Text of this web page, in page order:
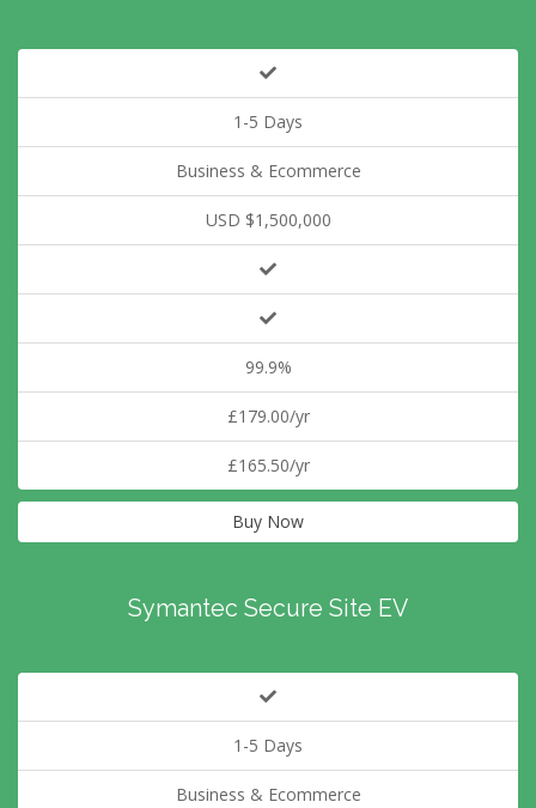
1-5 Days
Business & Ecommerce
USD $1,500,000
99.9%
£179.00/yr
£165.50/yr
Buy Now
Symantec Secure Site EV
1-5 Days
Business & Ecommerce